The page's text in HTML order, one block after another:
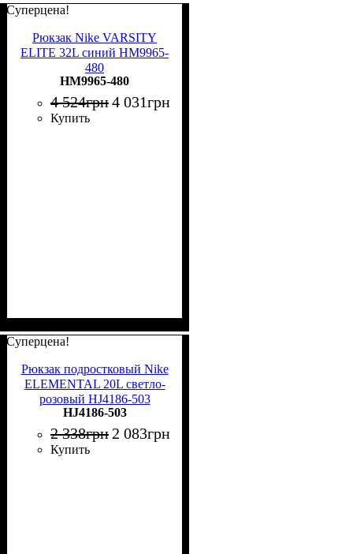
Суперцена!
Рюкзак Nike VARSITY
ELITE 32L синий HM9965-
480
HM9965-480
4 524грн4 031грн
Купить
Суперцена!
Рюкзак подростковый Nike
ELEMENTAL 20L светло-
розовый HJ4186-503
HJ4186-503
2 338грн 2 083грн
Купить